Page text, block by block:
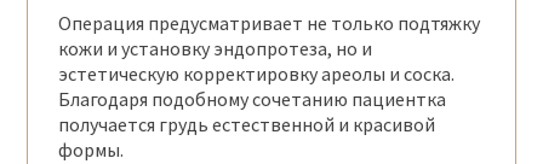
Операция предусматривает не только подтяжку
кожи и установку эндопротеза, но и
эстетическую корректировку ареолы и соска.
Благодаря подобному сочетанию пациентка
получается грудь естественной и красивой
формы.